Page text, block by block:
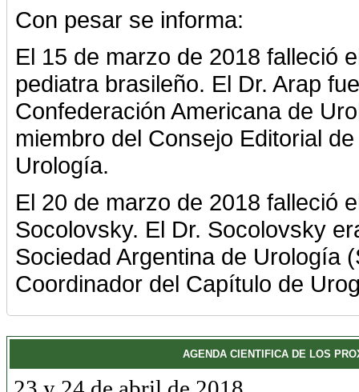
Con pesar se informa:
El 15 de marzo de 2018 falleció
pediatra brasileño. El Dr. Arap
Confederación Americana de
miembro del Consejo Editorial
Urología.
El 20 de marzo de 2018 falleció
Socolovsky. El Dr. Socolovsky
Sociedad Argentina de Urología
Coordinador del Capítulo de
AGENDA CIENTIFICA DE LOS